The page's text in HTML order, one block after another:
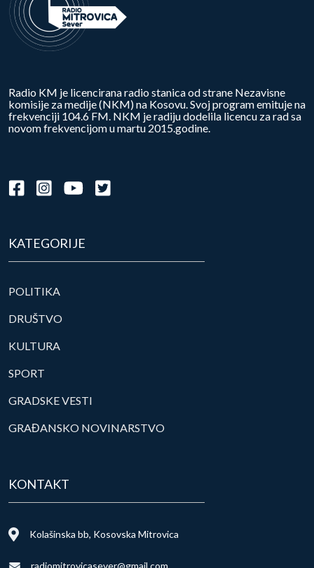
Radio KM je licencirana radio stanica od strane Nezavisne
komisije za medije (NKM) na Kosovu. Svoj program emituje na
frekvenciji 104.6 FM. NKM je radiju dodelila licencu za rad sa
novom frekvencijom u martu 2015.godine.
KATEGORIJE
POLITIKA
DRUŠTVO
KULTURA
SPORT
GRADSKE VESTI
GRAĐANSKO NOVINARSTVO
KONTAKT
Kolašinska bb, Kosovska Mitrovica